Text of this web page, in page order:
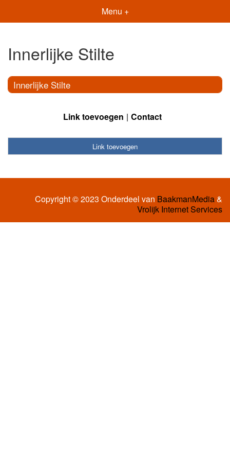
Menu +
Innerlijke Stilte
Innerlijke Stilte
Link toevoegen Contact
Link toevoegen
Copyright © 2023 Onderdeel van BaakmanMedia&
Vrolijk Internet Services